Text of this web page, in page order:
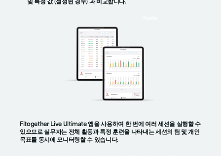
및 특정 값 (설정된 경우) 과 비교합니다.
Fitogether Live Ultimate 앱을 사용하여 한 번에 여러 세션을 실행할 수
있으므로 실무자는 전체 활동과 특정 훈련을 나타내는 세션의 팀 및 개인
목표를 동시에 모니터링할 수 있습니다.